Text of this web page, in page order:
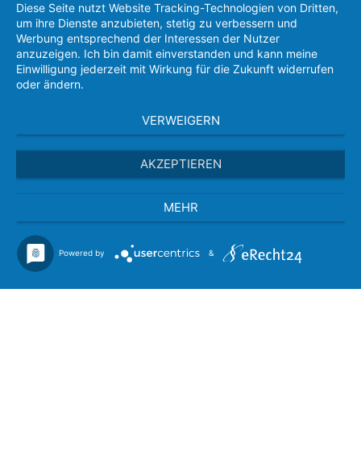
Diese Seite nutzt Website Tracking-Technologien von Dritten,
um ihre Dienste anzubieten, stetig zu verbessern und
Werbung entsprechend der Interessen der Nutzer
anzuzeigen. Ich bin damit einverstanden und kann meine
Einwilligung jederzeit mit Wirkung für die Zukunft widerrufen
oder ändern.
VERWEIGERN
AKZEPTIEREN
MEHR
Powered by &